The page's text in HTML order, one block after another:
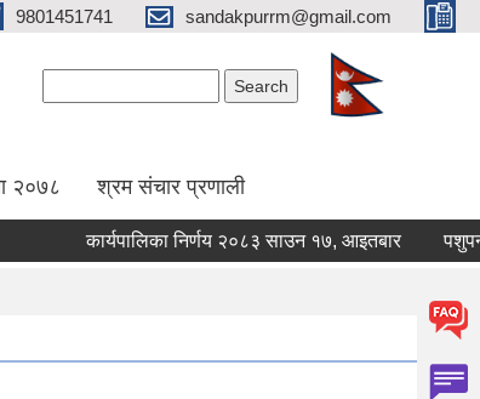
9801451741 sandakpurrm@gmail.com
२०७८ श्रम संचार प्रणाली
कार्यपालिका निर्णय २०८३ साउन १७, आइतबार